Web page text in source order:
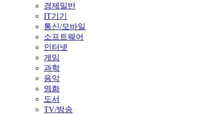
경제일반
IT기기
통신/모바일
소프트웨어
인터넷
게임
과학
음악
영화
도서
TV/방송